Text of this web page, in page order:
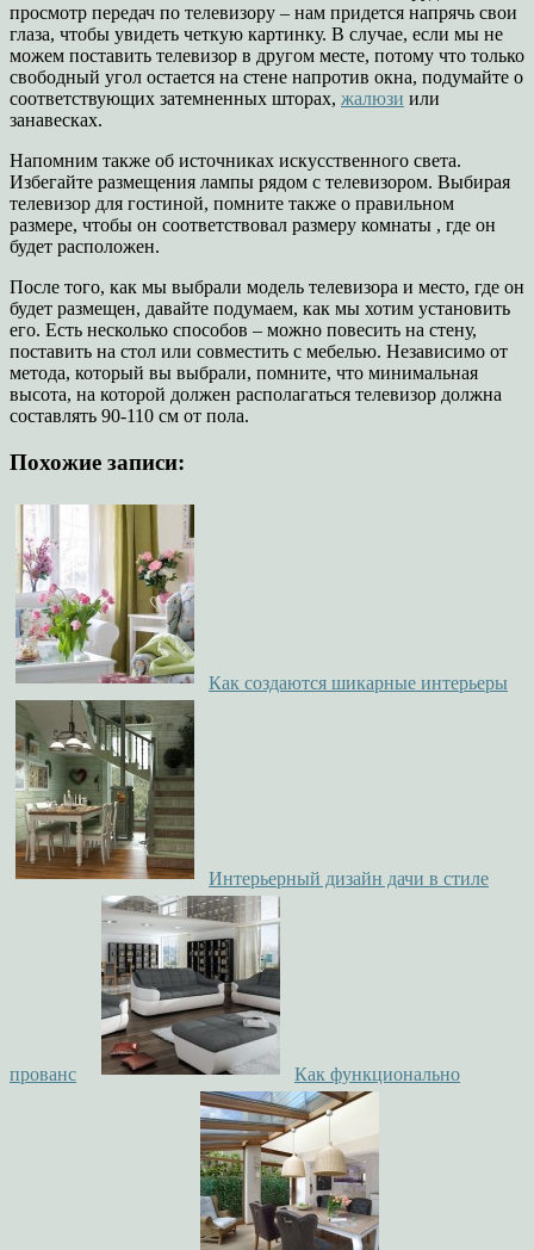
просмотр передач по телевизору – нам придется напрячь свои
глаза, чтобы увидеть четкую картинку. В случае, если мы не
можем поставить телевизор в другом месте, потому что только
свободный угол остается на стене напротив окна, подумайте о
соответствующих затемненных шторах, жалюзи или
занавесках.
Напомним также об источниках искусственного света.
Избегайте размещения лампы рядом с телевизором. Выбирая
телевизор для гостиной, помните также о правильном
размере, чтобы он соответствовал размеру комнаты , где он
будет расположен.
После того, как мы выбрали модель телевизора и место, где он
будет размещен, давайте подумаем, как мы хотим установить
его. Есть несколько способов – можно повесить на стену,
поставить на стол или совместить с мебелью. Независимо от
метода, который вы выбрали, помните, что минимальная
высота, на которой должен располагаться телевизор должна
составлять 90-110 см от пола.
Похожие записи:
Как создаются шикарные интерьеры
Интерьерный дизайн дачи в стиле
прованс Как функционально